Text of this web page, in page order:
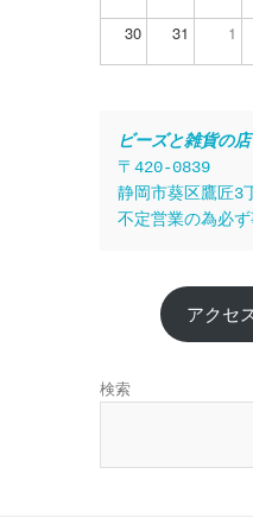
30 31 1
ビーズと雑貨の
〒420-0839
静岡市葵区鷹匠3
不定営業の為必
アクセ
検索